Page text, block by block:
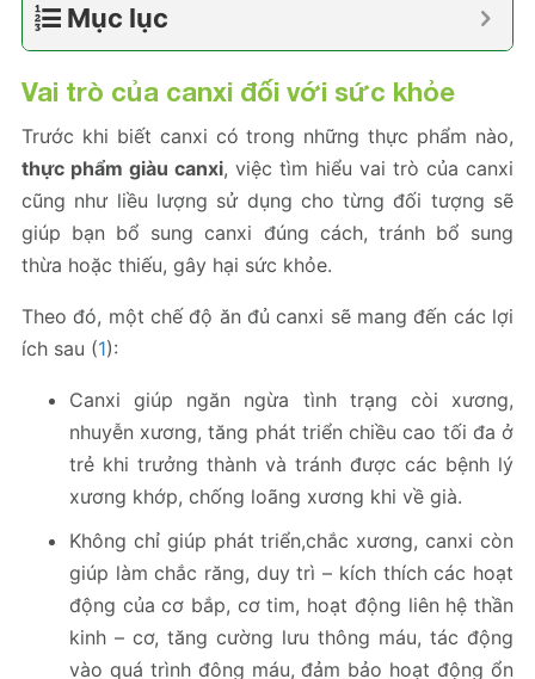
Mục lục
Vai trò của canxi đối với sức khỏe
Trước khi biết canxi có trong những thực phẩm nào,
thực phẩm giàu canxi, việc tìm hiểu vai trò của canxi
cũng như liều lượng sử dụng cho từng đối tượng sẽ
giúp bạn bổ sung canxi đúng cách, tránh bổ sung
thừa hoặc thiếu, gây hại sức khỏe.
Theo đó, một chế độ ăn đủ canxi sẽ mang đến các lợi
ích sau (1):
Canxi giúp ngăn ngừa tình trạng còi xương,
nhuyễn xương, tăng phát triển chiều cao tối đa ở
trẻ khi trưởng thành và tránh được các bệnh lý
xương khớp, chống loãng xương khi về già.
Không chỉ giúp phát triển,chắc xương, canxi còn
giúp làm chắc răng, duy trì – kích thích các hoạt
động của cơ bắp, cơ tim, hoạt động liên hệ thần
kinh – cơ, tăng cường lưu thông máu, tác động
vào quá trình đông máu, đảm bảo hoạt động ổn